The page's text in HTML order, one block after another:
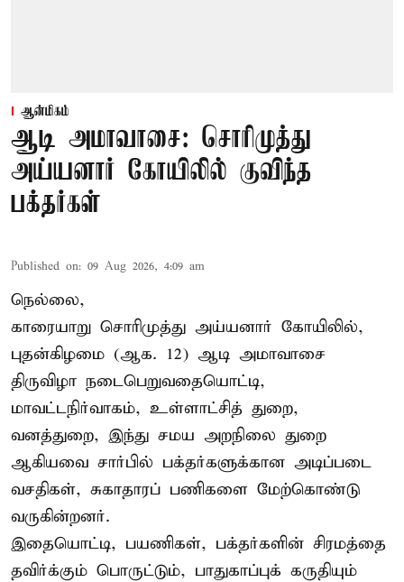
ஆன்மிகம்
ஆடி அமாவாசை: சொரிமுத்து
அய்யனார் கோயிலில் குவிந்த
பக்தர்கள்
Published on: 09 Aug 2026, 4:09 am
நெல்லை,
காரையாறு சொரிமுத்து அய்யனார் கோயிலில்,
புதன்கிழமை (ஆக. 12) ஆடி அமாவாசை
திருவிழா நடைபெறுவதையொட்டி,
மாவட்டநிர்வாகம், உள்ளாட்சித் துறை,
வனத்துறை, இந்து சமய அறநிலை துறை
ஆகியவை சார்பில் பக்தர்களுக்கான அடிப்படை
வசதிகள், சுகாதாரப் பணிகளை மேற்கொண்டு
வருகின்றனர்.
இதையொட்டி, பயணிகள், பக்தர்களின் சிரமத்தை
தவிர்க்கும் பொருட்டும், பாதுகாப்புக் கருதியும்